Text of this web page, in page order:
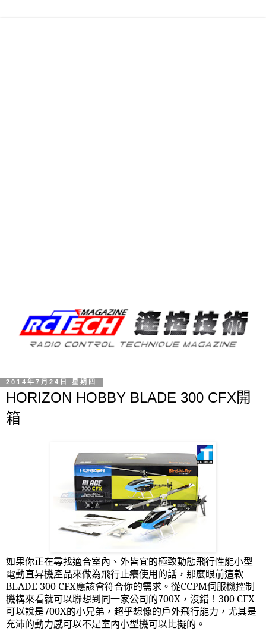
2014年7月24日 星期四
HORIZON HOBBY BLADE 300 CFX開
箱
如果你正在尋找適合室內、外皆宜的極致動態飛行性能小型
電動直昇機產品來做為飛行止癢使用的話，那麼眼前這款
BLADE 300 CFX應該會符合你的需求。從CCPM伺服機控制
機構來看就可以聯想到同一家公司的700X ，沒錯！ 300 CFX
可以說是700X的小兄弟，超乎想像的戶外飛行能力，尤其是
充沛的動力感可以不是室內小型機可以比擬的。